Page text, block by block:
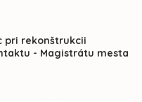
pri rekonštrukcii
- Magistrátu mesta